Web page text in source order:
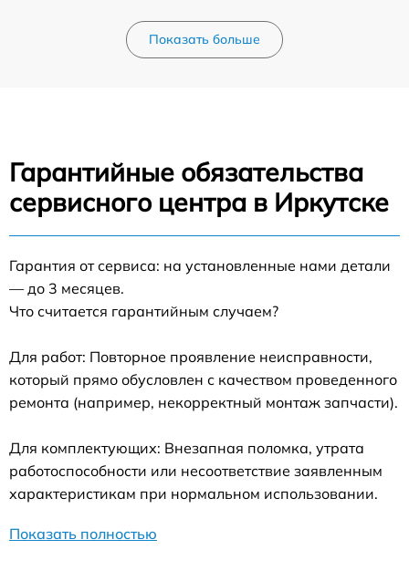
Показать больше
Гарантийные обязательства
сервисного центра в Иркутске
Гарантия от сервиса: на установленные нами детали
— до 3 месяцев.
Что считается гарантийным случаем?
Для работ: Повторное проявление неисправности,
который прямо обусловлен с качеством проведенного
ремонта (например, некорректный монтаж запчасти).
Для комплектующих: Внезапная поломка, утрата
работоспособности или несоответствие заявленным
характеристикам при нормальном использовании.
Показать полностью